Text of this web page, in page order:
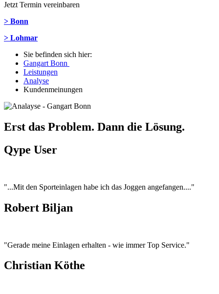
Jetzt Termin vereinbaren
> Bonn
> Lohmar
Sie befinden sich hier:
Gangart Bonn
Leistungen
Analyse
Kundenmeinungen
Erst das Problem. Dann die Lösung.
Qype User
"...Mit den Sporteinlagen habe ich das Joggen angefangen...."
Robert Biljan
"Gerade meine Einlagen erhalten - wie immer Top Service."
Christian Köthe